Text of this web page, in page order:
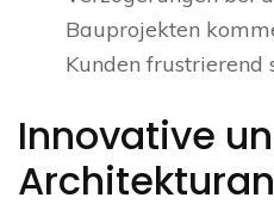
Bauprojekten
Kunden frustrierend
Innovative